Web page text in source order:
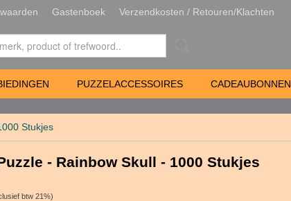
Gastenboek Verzendkosten / Retouren/Klachten
PUZZELACCESSOIRES CADEAUBONNEN
Stukjes
- Rainbow Skull - 1000 Stukjes
btw 21%)